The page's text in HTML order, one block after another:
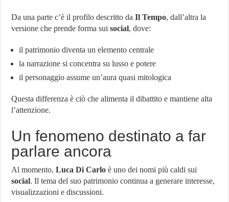
Da una parte c’è il profilo descritto daIl Tempo, dall’altra la
versione che prende forma suisocial, dove:
il patrimonio diventa un elemento centrale
la narrazione si concentra su lusso e potere
il personaggio assume un’aura quasi mitologica
Questa differenza è ciò che alimenta il dibattito e mantiene alta
l’attenzione.
Un fenomeno destinato a far
parlare ancora
Al momento,Luca Di Carlo è uno dei nomi più caldi sui
social. Il tema del suo patrimonio continua a generare interesse,
visualizzazioni e discussioni.